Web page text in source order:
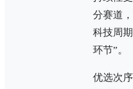
分赛道
科技周
环节”。
优选次